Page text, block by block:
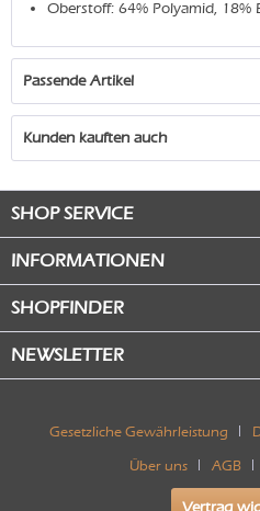
Oberstoff: 64% Polyamid, 18%
Passende Artikel
Kunden kauften auch
SHOP SERVICE
INFORMATIONEN
SHOPFINDER
NEWSLETTER
Gesetzliche Gewährleistung
Über uns AGB
Vertrag